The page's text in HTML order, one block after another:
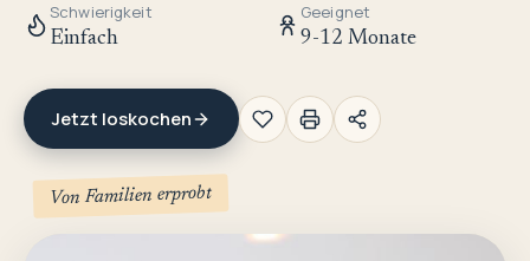
Schwierigkeit
Einfach
Geeignet
9-12 Monate
Jetzt loskochen
Von Familien erprobt